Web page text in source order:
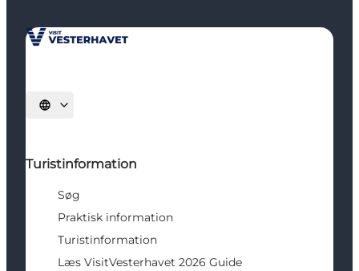
Vælg sprog
Turistinformation
Søg
Praktisk information
Turistinformation
Læs VisitVesterhavet 2026 Guide